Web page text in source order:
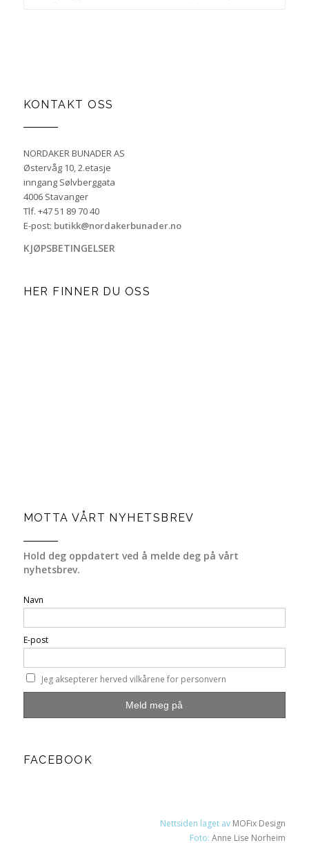
KONTAKT OSS
NORDAKER BUNADER AS
Østervåg 10, 2.etasje
inngang Sølvberggata
4006 Stavanger
Tlf. +47 51 89 70 40
E-post: butikk@nordakerbunader.no
KJØPSBETINGELSER
HER FINNER DU OSS
MOTTA VÅRT NYHETSBREV
Hold deg oppdatert ved å melde deg på vårt
nyhetsbrev.
Navn
E-post
Jeg aksepterer herved vilkårene for personvern
FACEBOOK
Nettsiden laget av MOFix Design
Foto:Anne Lise Norheim